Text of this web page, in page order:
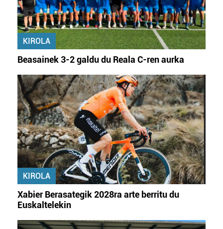
KIROLA
Beasainek 3-2 galdu du Reala C-ren aurka
KIROLA
Xabier Berasategik 2028ra arte berritu du
Euskaltelekin